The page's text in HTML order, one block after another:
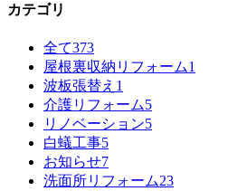
カテゴリ
全て373
屋根裏収納リフォーム1
波板張替え 1
介護リフォーム5
リノベーション5
白蟻工事5
お知らせ7
洗面所リフォーム23